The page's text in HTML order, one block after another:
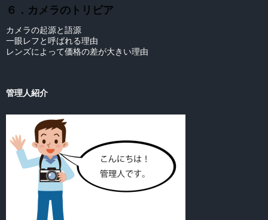
６．カメラのトリビア
カメラの起源と語源
一眼レフと呼ばれる理由
レンズによって価格の差が大きい理由
管理人紹介